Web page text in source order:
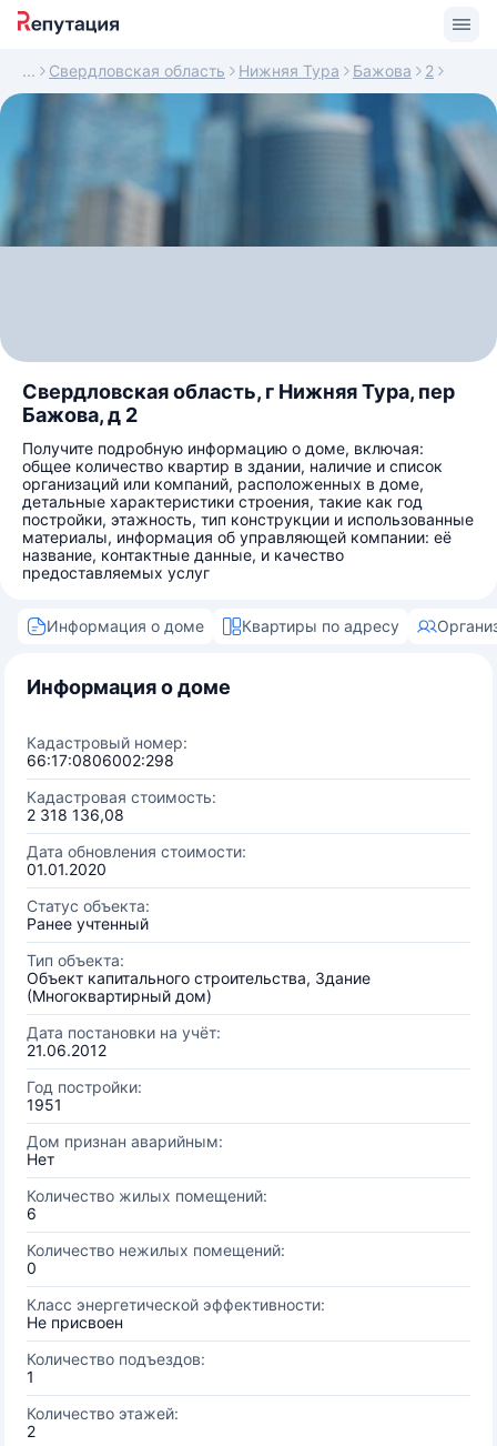
Свердловская область Нижняя Тура Бажова 2
Свердловская область, г Нижняя Тура, пер
Бажова, д 2
Получите подробную информацию о доме, включая:
общее количество квартир в здании, наличие и список
организаций или компаний, расположенных в доме,
детальные характеристики строения, такие как год
постройки, этажность, тип конструкции и использованные
материалы, информация об управляющей компании: её
название, контактные данные, и качество
предоставляемых услуг
Информация о доме Квартиры по адресу
Информация о доме
Кадастровый номер:
66:17:0806002:298
Кадастровая стоимость:
2 318 136,08
Дата обновления стоимости:
01.01.2020
Статус объекта:
Ранее учтенный
Тип объекта:
Объект капитального строительства, Здание
(Многоквартирный дом)
Дата постановки на учёт:
21.06.2012
Год постройки:
1951
Дом признан аварийным:
Нет
Количество жилых помещений:
6
Количество нежилых помещений:
0
Класс энергетической эффективности:
Не присвоен
Количество подъездов:
1
Количество этажей:
2